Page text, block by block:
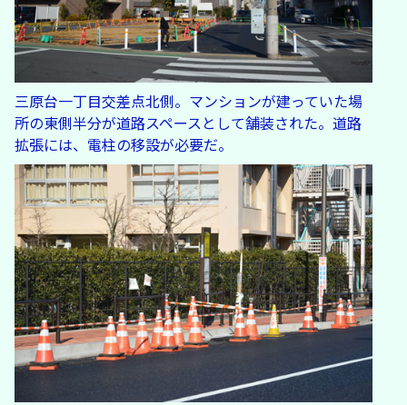
三原台一丁目交差点北側。マンションが建っていた場
所の東側半分が道路スペースとして舗装された。道路
拡張には、電柱の移設が必要だ。